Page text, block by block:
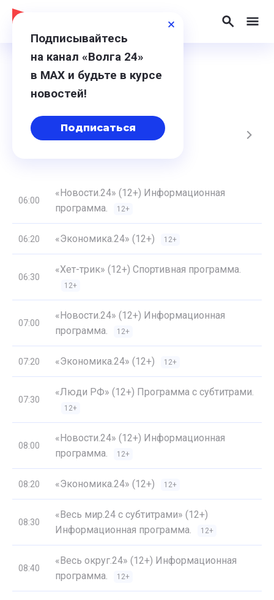
Программа
17, Пн 18, Вт 20, Чт
06:00
«Новости.24» (12+) Информационная
программа.
12+
06:20 «Экономика.24» (12+) 12+
06:30
«Хет-трик» (12+) Спортивная программа.
12+
07:00
«Новости.24» (12+) Информационная
программа.
12+
07:20 «Экономика.24» (12+) 12+
07:30
«Люди РФ» (12+) Программа с субтитрами.
12+
08:00
«Новости.24» (12+) Информационная
программа.
12+
08:20 «Экономика.24» (12+) 12+
08:30
«Весь мир.24 с субтитрами» (12+)
Информационная программа.
12+
08:40
«Весь округ.24» (12+) Информационная
программа.
12+
Подписывайтесь
на канал «Волга 24»
в МАХ и будьте в курсе
новостей!
Подписаться